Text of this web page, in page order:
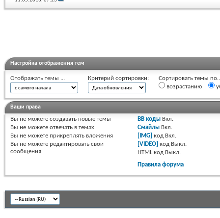
Настройка отображения тем
Отображать темы ... Критерий сортировки:
Сортировать темы
возрастанию
Ваши права
Вы не можете создавать новые темы
Вы не можете отвечать в темах
Вы не можете прикреплять вложения
Вы не можете редактировать свои
сообщения
BB коды Вкл.
Смайлы Вкл.
[IMG] код Вкл.
[VIDEO] код Выкл.
HTML код Выкл.
Правила форума